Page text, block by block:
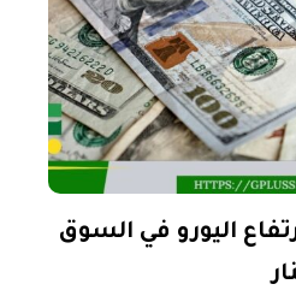
اليورو في السوق